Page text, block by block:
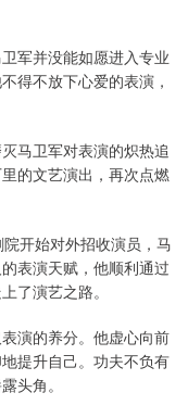
军并没能如愿进入专业
得不放下心爱的表演，
马卫军对表演的炽热追
的文艺演出，再次点燃
开始对外招收演员，马
表演天赋，他顺利通过
了演艺之路。
演的养分。他虚心向前
提升自己。功夫不负有
头角。